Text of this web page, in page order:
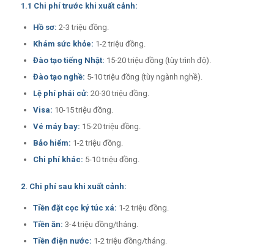
1.1 Chi phí trước khi xuất cảnh:
Hồ sơ: 2-3 triệu đồng.
Khám sức khỏe: 1-2 triệu đồng.
Đào tạo tiếng Nhật: 15-20 triệu đồng (tùy trình độ).
Đào tạo nghề: 5-10 triệu đồng (tùy ngành nghề).
Lệ phí phái cử: 20-30 triệu đồng.
Visa: 10-15 triệu đồng.
Vé máy bay: 15-20 triệu đồng.
Bảo hiểm: 1-2 triệu đồng.
Chi phí khác: 5-10 triệu đồng.
2. Chi phí sau khi xuất cảnh:
Tiền đặt cọc ký túc xá: 1-2 triệu đồng.
Tiền ăn: 3-4 triệu đồng/tháng.
Tiền điện nước: 1-2 triệu đồng/tháng.